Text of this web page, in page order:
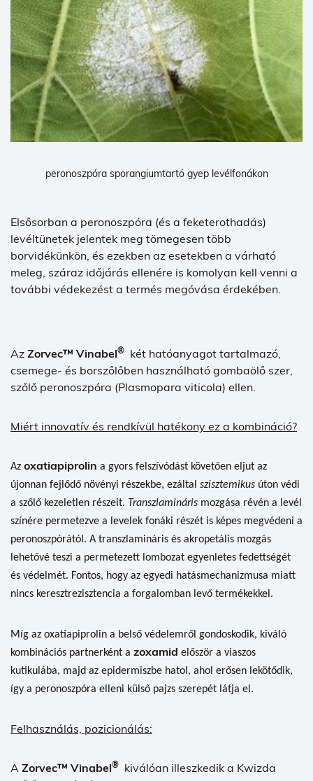
peronoszpóra sporangiumtartó gyep levélfonákon
Elsősorban a peronoszpóra (és a feketerothadás)
levéltünetek jelentek meg tömegesen több
borvidékünkön, és ezekben az esetekben a várható
meleg, száraz időjárás ellenére is komolyan kell venni a
további védekezést a termés megóvása érdekében.
Az Zorvec™ Vinabel® két hatóanyagot tartalmazó,
csemege- és borszőlőben használható gombaölő szer,
szőlő peronoszpóra (Plasmopara viticola) ellen.
Miért innovatív és rendkívül hatékony ez a kombináció?
Az oxatiapiprolin a gyors felszívódást követően eljut az
újonnan fejlődő növényi részekbe, ezáltal szisztemikus úton védi
a szőlő kezeletlen részeit. Transzlamináris mozgása révén a levél
színére permetezve a levelek fonáki részét is képes megvédeni a
peronoszpórától. A transzlamináris és akropetális mozgás
lehetővé teszi a permetezett lombozat egyenletes fedettségét
és védelmét. Fontos, hogy az egyedi hatásmechanizmusa miatt
nincs keresztrezisztencia a forgalomban levő termékekkel.
Míg az oxatiapiprolin a belső védelemről gondoskodik, kiváló
kombinációs partnerként a zoxamid először a viaszos
kutikulába, majd az epidermiszbe hatol, ahol erősen lekötődik,
így a peronoszpóra elleni külső pajzs szerepét látja el.
Felhasználás, pozicionálás:
A Zorvec™ Vinabel® kiválóan illeszkedik a Kwizda